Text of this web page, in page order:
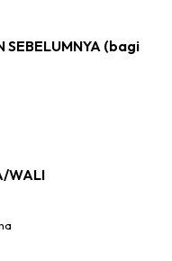
SEBELUMNYA (bagi
WALI